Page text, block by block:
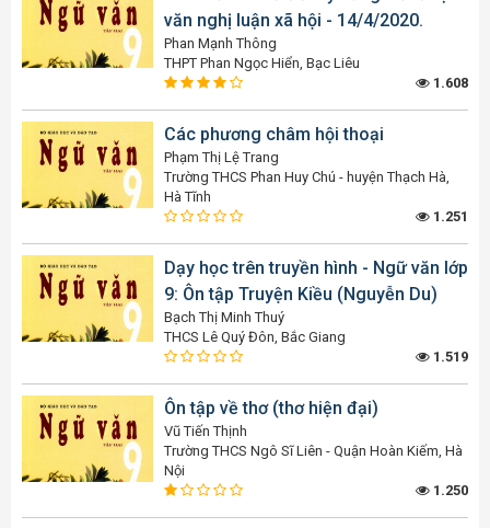
văn nghị luận xã hội - 14/4/2020.
Phan Mạnh Thông
THPT Phan Ngọc Hiển, Bạc Liêu
1.608
Các phương châm hội thoại
Phạm Thị Lệ Trang
Trường THCS Phan Huy Chú - huyện Thạch Hà,
Hà Tĩnh
1.251
Dạy học trên truyền hình - Ngữ văn lớp
9: Ôn tập Truyện Kiều (Nguyễn Du)
Bạch Thị Minh Thuý
THCS Lê Quý Đôn, Bắc Giang
1.519
Ôn tập về thơ (thơ hiện đại)
Vũ Tiến Thịnh
Trường THCS Ngô Sĩ Liên - Quận Hoàn Kiếm, Hà
Nội
1.250